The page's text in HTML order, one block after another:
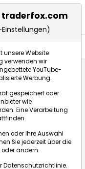
traderfox.com
unsere Website
verwenden wir
YouTube-
Werbung.
gespeichert oder
wie
Eine Verarbeitung
oder Ihre Auswahl
Sie jederzeit über die
oder ändern.
Datenschutzrichtlinie.